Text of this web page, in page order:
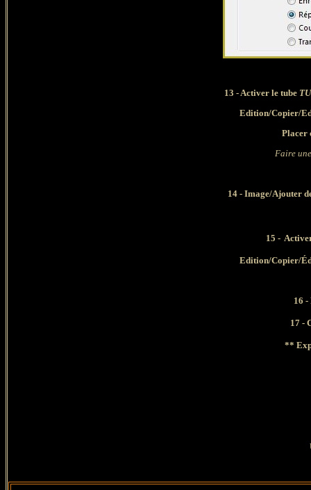
13 - Activer le tube
Edition/Copier/
Placer
Faire
14 - Image/Ajouter
15 -
Edition/Copier/
16
17 -
**